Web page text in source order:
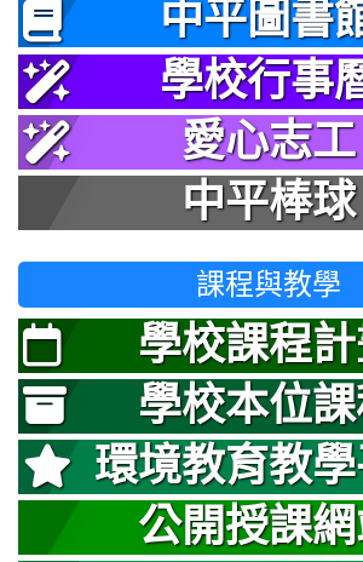
中平圖書
學校行事
愛心志工
中平棒球
課程與教學
學校課程
學校本位
環境教育教
公開授課